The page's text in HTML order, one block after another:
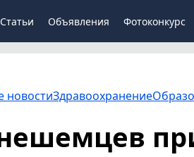
Статьи Объявления Фотоконкурс
новостиЗдравоохранение